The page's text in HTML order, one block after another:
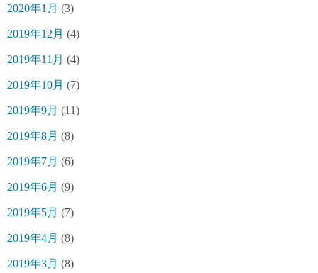
2020年1月 (3)
2019年12月 (4)
2019年11月 (4)
2019年10月 (7)
2019年9月 (11)
2019年8月 (8)
2019年7月 (6)
2019年6月 (9)
2019年5月 (7)
2019年4月 (8)
2019年3月 (8)